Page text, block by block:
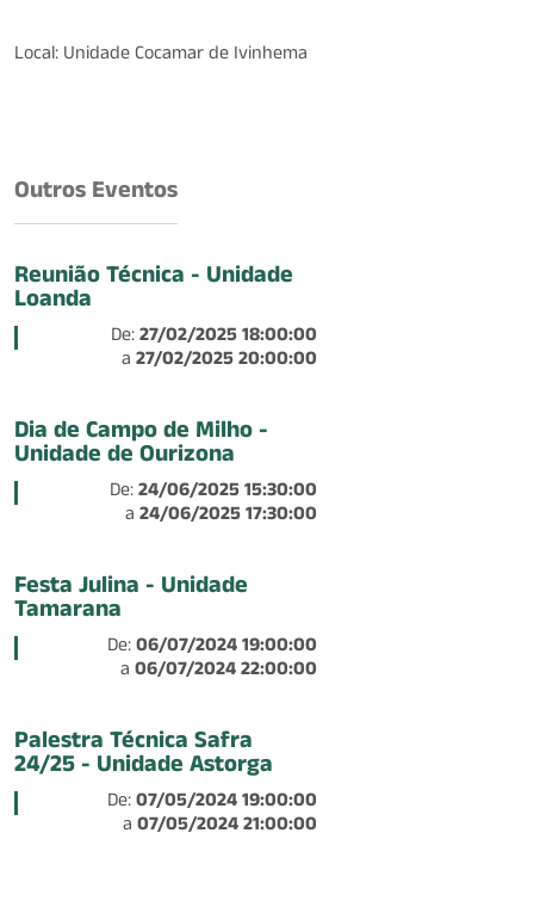
Local: Unidade Cocamar de Ivinhema
Outros Eventos
Reunião Técnica - Unidade
Loanda
De:27/02/2025 18:00:00
a27/02/2025 20:00:00
Dia de Campo de Milho -
Unidade de Ourizona
De:24/06/2025 15:30:00
a24/06/2025 17:30:00
Festa Julina - Unidade
Tamarana
De:06/07/2024 19:00:00
a06/07/2024 22:00:00
Palestra Técnica Safra
24/25 - Unidade Astorga
De:07/05/2024 19:00:00
a07/05/2024 21:00:00